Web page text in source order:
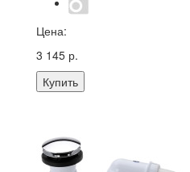
Цена:
3 145 р.
Купить